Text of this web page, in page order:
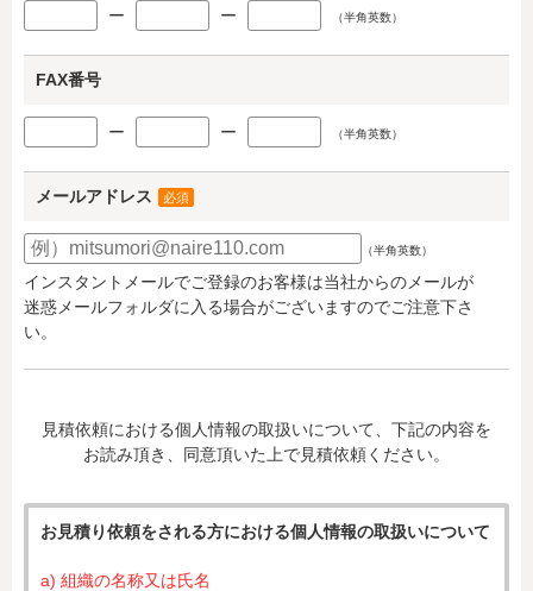
ー ー （半角英数）
FAX番号
ー ー （半角英数）
メールアドレス 必須
（半角英数）
インスタントメールでご登録のお客様は当社からのメールが
迷惑メールフォルダに入る場合がございますのでご注意下さ
い。
見積依頼における個人情報の取扱いについて、下記の内容を
お読み頂き、同意頂いた上で見積依頼ください。
お見積り依頼をされる方における個人情報の取扱いについて
a) 組織の名称又は氏名